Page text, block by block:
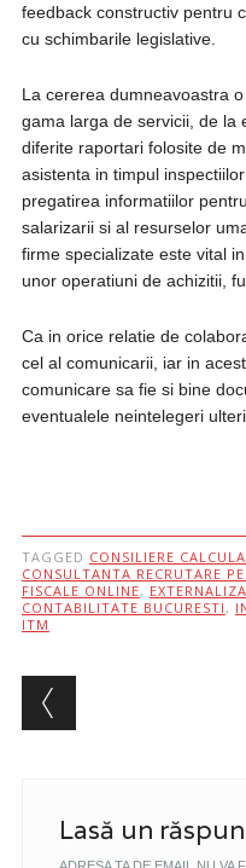
feedback constructiv pentru
cu schimbarile legislative.
La cererea dumneavoastra
gama larga de servicii, de la
diferite raportari folosite de
asistenta in timpul
pregatirea informatiilor
salarizarii si al resurselor
firme specializate este vital
unor operatiuni de achizitii,
Ca in orice relatie de
cel al comunicarii, iar in
comunicare sa fie si bine
eventualele neintelegeri
TAGGED CONSILIERE
CONSULTANTA RECRUTARE
FISCALE ONLINE,
CONTABILITATE BUCURESTI ,
ITM
Post
Lasă un